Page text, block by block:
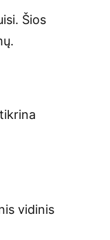
Šios
vidinis